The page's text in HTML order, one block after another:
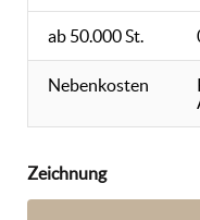
ab 50.000 St.
Nebenkosten
Zeichnung